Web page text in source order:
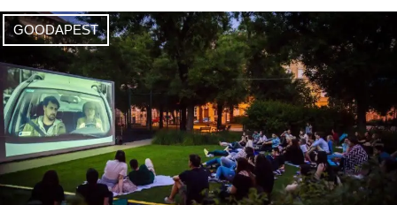
GOODAPEST